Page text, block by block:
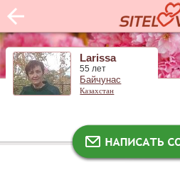
Larissa
55 лет
Байчунас
Казахстан